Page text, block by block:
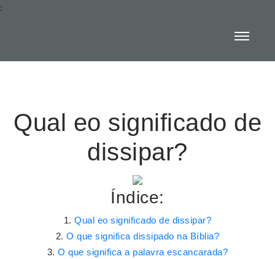
:
Qual eo significado de
dissipar?
Índice:
Qual eo significado de dissipar?
O que significa dissipado na Bíblia?
O que significa a palavra escancarada?